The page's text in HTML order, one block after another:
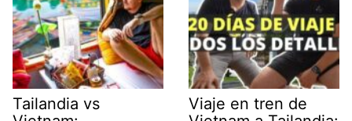
Tailandia vs
Viaje en tren de